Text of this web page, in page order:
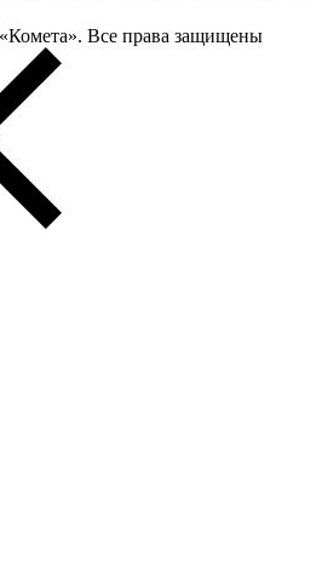
Все права защищены